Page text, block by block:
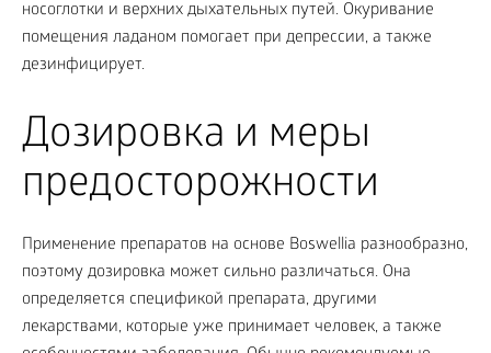
носоглотки и верхних дыхательных путей. Окуривание
помещения ладаном помогает при депрессии, а также
дезинфицирует.
Дозировка и меры
предосторожности
Применение препаратов на основе Boswellia разнообразно,
поэтому дозировка может сильно различаться. Она
определяется спецификой препарата, другими
лекарствами, которые уже принимает человек, а также